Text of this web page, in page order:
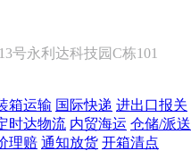
号永利达科技园C栋101
箱运输 国际快递 进出口报关
时达物流 内贸海运 仓储/派送
理赔 通知放货 开箱清点